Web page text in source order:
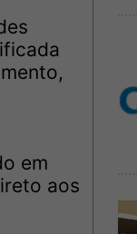
em
aos